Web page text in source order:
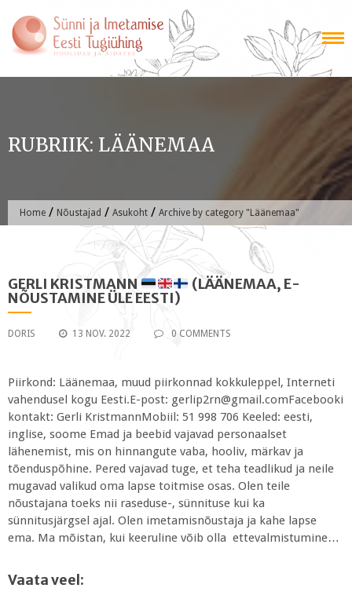
content
RUBRIIK: LÄÄNEMAA
Home / Nõustajad / Asukoht / Archive by category "Läänemaa"
GERLI KRISTMANN (LÄÄNEMAA, E-
NÕUSTAMINE ÜLE EESTI)
DORIS 13 NOV. 2022 0 COMMENTS
Piirkond: Läänemaa, muud piirkonnad kokkuleppel, Interneti
vahendusel kogu Eesti.E-post: gerlip2rn@gmail.comFacebooki
kontakt: Gerli KristmannMobiil: 51 998 706 Keeled: eesti,
inglise, soome Emad ja beebid vajavad personaalset
lähenemist, mis on hinnangute vaba, hooliv, märkav ja
tõenduspõhine. Pered vajavad tuge, et teha teadlikud ja neile
mugavad valikud oma lapse toitmise osas. Olen teile
nõustajana toeks nii raseduse-, sünnituse kui ka
sünnitusjärgsel ajal. Olen imetamisnõustaja ja kahe lapse
ema. Ma mõistan, kui keeruline võib olla ettevalmistumine…
Vaata veel: